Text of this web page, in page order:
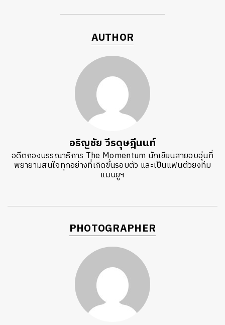
AUTHOR
อริญชัย วีรดุษฎีนนท์
อดีตกองบรรณาธิการ The Momentum นักเขียนสายอบอุ่นที่
พยายามสนใจทุกอย่างที่เกิดขึ้นรอบตัว และเป็นแฟนตัวยงทีม
แมนยูฯ
PHOTOGRAPHER